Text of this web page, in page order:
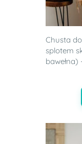
Chusta
splotem
bawełna)